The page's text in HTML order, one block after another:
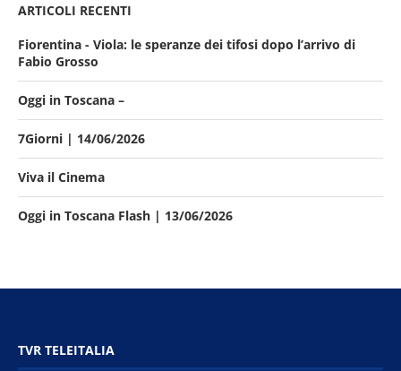
ARTICOLI RECENTI
Fiorentina - Viola: le speranze dei tifosi dopo l’arrivo di
Fabio Grosso
Oggi in Toscana –
7Giorni | 14/06/2026
Viva il Cinema
Oggi in Toscana Flash | 13/06/2026
TVR TELEITALIA